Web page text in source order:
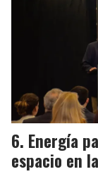
Energía
espacio en